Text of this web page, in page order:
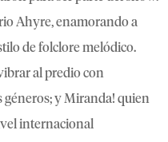
Ahyre, enamorando a
de folclore melódico.
al predio con
géneros; y Miranda! quien
internacional